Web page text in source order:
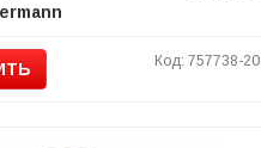
Код: 757738-20